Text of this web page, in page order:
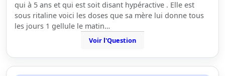
qui à 5 ans et qui est soit disant hypéractive . Elle est
sous ritaline voici les doses que sa mère lui donne tous
les jours 1 gellule le matin…
Voir l'Question